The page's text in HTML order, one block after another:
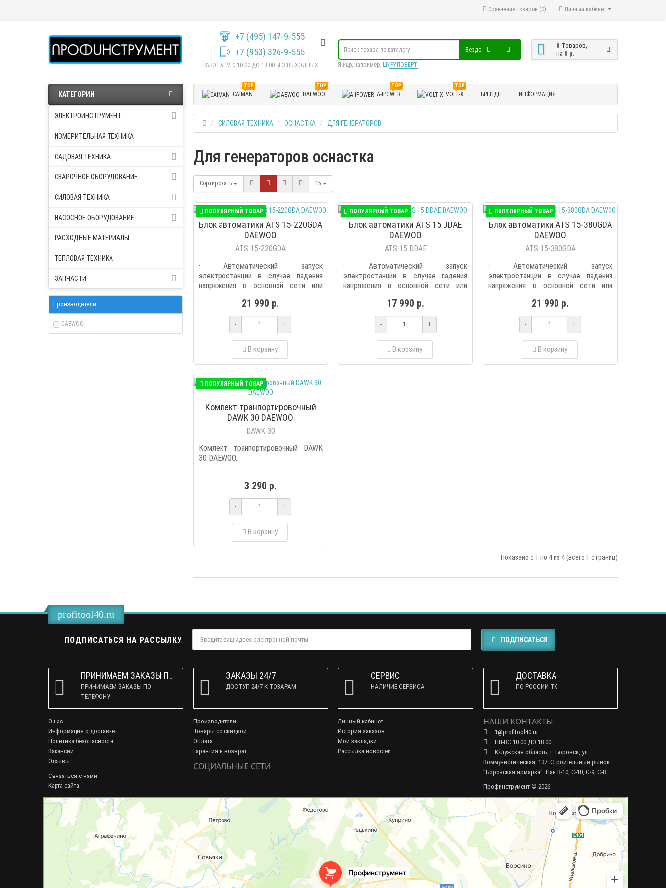
Личный кабинет
Сравнение товаров (0)
+7 (495) 147-9-555
+7 (953) 326-9-555
РАБОТАЕМ С 10:00 ДО 18:00 БЕЗ ВЫХОДНЫХ
0 Tоваров,
на 0 р.
Везде
Я ищу, например, ШУРУПОВЕРТ
TOP
CAIMAN
TOP
DAEWOO
TOP
A-IPOWER
TOP
VOLT-X БРЕНДЫ ИНФОРМАЦИЯ
КАТЕГОРИИ
ЭЛЕКТРОИНСТРУМЕНТ
ИЗМЕРИТЕЛЬНАЯ ТЕХНИКА
САДОВАЯ ТЕХНИКА
СВАРОЧНОЕ ОБОРУДОВАНИЕ
СИЛОВАЯ ТЕХНИКА
НАСОСНОЕ ОБОРУДОВАНИЕ
РАСХОДНЫЕ МАТЕРИАЛЫ
ТЕПЛОВАЯ ТЕХНИКА
ЗАПЧАСТИ
СИЛОВАЯ ТЕХНИКА ОСНАСТКА ДЛЯ ГЕНЕРАТОРОВ
Производители
DAEWOO
Для генераторов оснастка
Сортировать 15
ПОПУЛЯРНЫЙ ТОВАР
Блок автоматики ATS 15-220GDA
DAEWOO
ATS 15-220GDA
· Автоматический запуск
электростанции в случае падения
напряжения в основной сети или
21 990 р.
- +
В корзину
ПОПУЛЯРНЫЙ ТОВАР
Блок автоматики ATS 15 DDAE
DAEWOO
ATS 15 DDAE
· Автоматический запуск
электростанции в случае падения
напряжения в основной сети или
17 990 р.
- +
В корзину
ПОПУЛЯРНЫЙ ТОВАР
Блок автоматики ATS 15-380GDA
DAEWOO
ATS 15-380GDA
· Автоматический запуск
электростанции в случае падения
напряжения в основной сети или
21 990 р.
- +
В корзину
ПОПУЛЯРНЫЙ ТОВАР
Комлект транпортировочный
DAWK 30 DAEWOO
DAWK 30
Комлект транпортировочный DAWK
30 DAEWOO..
3 290 р.
- +
В корзину
Показано с 1 по 4 из 4 (всего 1 страниц)
profitool40.ru
ПОДПИСАТЬСЯ НА РАССЫЛКУ ПОДПИСАТЬСЯ
ПРИНИМАЕМ ЗАКАЗЫ ПО
ТЕЛЕФОНУ
ЗАКАЗЫ 24/7
ДОСТУП 24/7 К ТОВАРАМ
СЕРВИС
НАЛИЧИЕ СЕРВИСА
ДОСТАВКА
ПО РОССИИ ТК
О нас
Информация о доставке
Политика безопасности
Вакансии
Отзывы
Связаться с нами
Карта сайта
Производители
Товары со скидкой
Оплата
Гарантия и возврат
СОЦИАЛЬНЫЕ СЕТИ
Личный кабинет
История заказов
Мои закладки
Рассылка новостей
НАШИ КОНТАКТЫ
1@profitool40.ru
ПН-ВС 10:00 ДО 18:00
Калужская область, г. Боровск, ул.
Коммунистическая, 137. Строительный рынок
"Боровская ярмарка". Пав В-10, С-10, С-9, С-8.
Профинструмент © 2026